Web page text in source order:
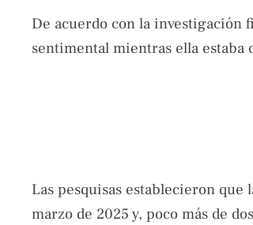
De acuerdo con la investigación
sentimental mientras ella estaba
Las pesquisas establecieron
marzo de 2025 y, poco más de